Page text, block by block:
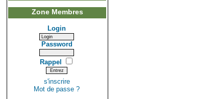
Zone Membres
Login
Password
Rappel
s'inscrire
Mot de passe ?